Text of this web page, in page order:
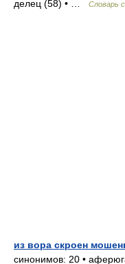
делец (58) • …
Словарь
из вора скроен
синонимов: 20 •